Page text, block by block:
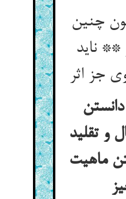
چنین
** ناید
جز اثر
و تقلید
ماهیت